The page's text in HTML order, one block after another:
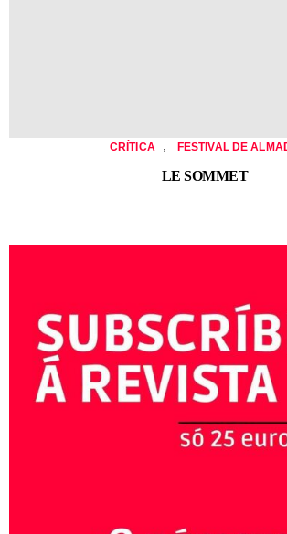
CRÍTICA , FESTIVAL DE
LE SOMMET